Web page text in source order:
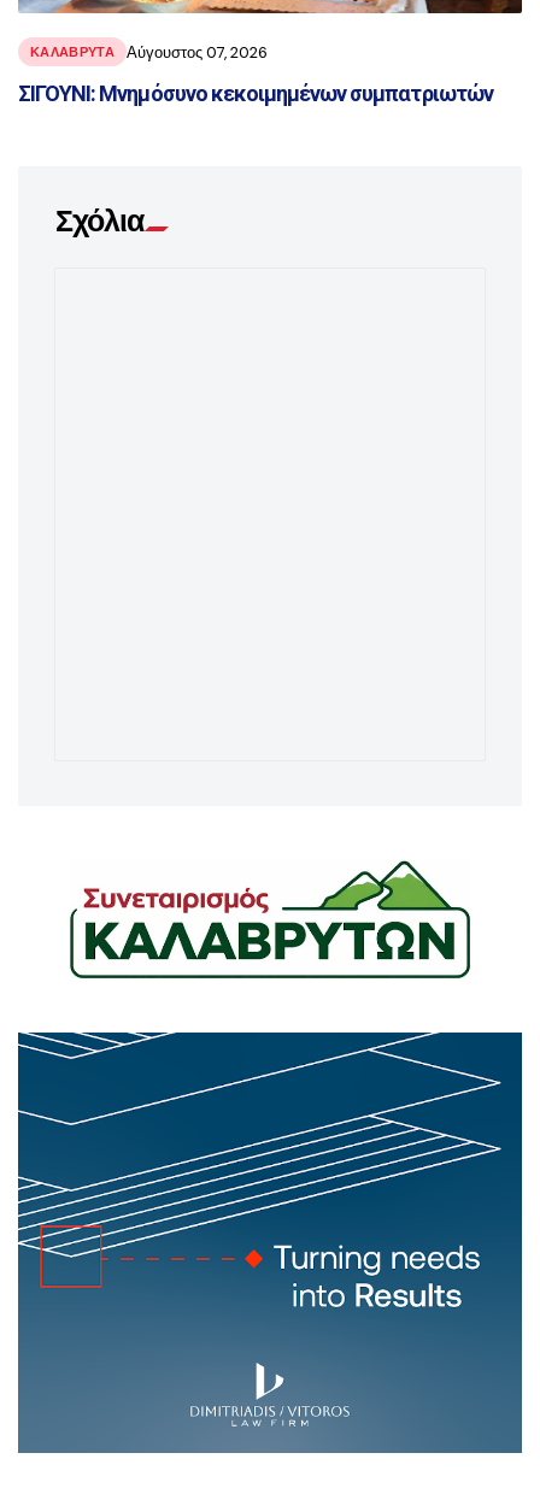
ΚΑΛΑΒΡΥΤΑ Αύγουστος 07, 2026
ΣΙΓΟΥΝΙ: Μνημόσυνο κεκοιμημένων συμπατριωτών
Σχόλια